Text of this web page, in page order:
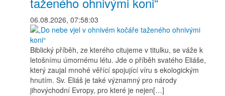
06.08.2026, 07:58:03
Biblický příběh, ze kterého citujeme v titulku, se váže k
letošnímu úmornému létu. Jde o příběh svatého Eliáše,
který zaujal mnohé věřící spojující víru s ekologickým
hnutím. Sv. Eliáš je také významný pro národy
jihovýchodní Evropy, pro které je nejen[…]